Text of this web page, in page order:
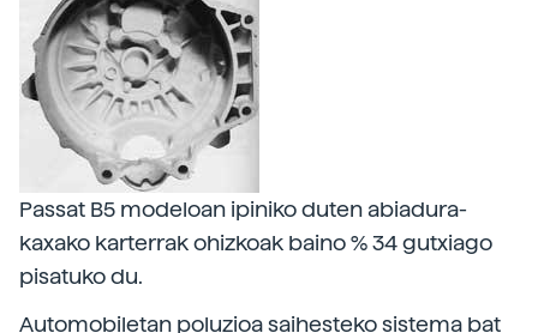
Passat B5 modeloan ipiniko duten abiadura-
kaxako karterrak ohizkoak baino % 34 gutxiago
pisatuko du.
Automobiletan poluzioa saihesteko sistema bat